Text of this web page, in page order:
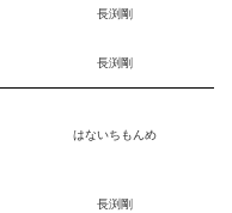
長渕剛
長渕剛
はないちもんめ
長渕剛